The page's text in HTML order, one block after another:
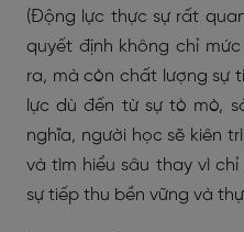
(Động lực thực sự rất
quyết định không chỉ
ra, mà còn chất lượng sự
lực dù đến từ sự tò mò,
nghĩa, người học sẽ kiên
và tìm hiểu sâu thay vì
sự tiếp thu bền vững và